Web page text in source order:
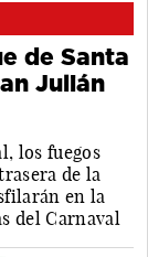
de Santa
Julián
los fuegos
de la
en la
del Carnaval